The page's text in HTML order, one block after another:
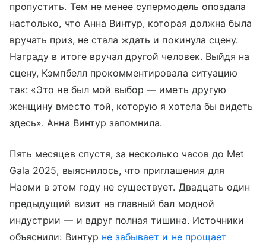
пропустить. Тем не менее супермодель опоздала
настолько, что Анна Винтур, которая должна была
вручать приз, не стала ждать и покинула сцену.
Награду в итоге вручал другой человек. Выйдя на
сцену, Кэмпбелл прокомментировала ситуацию
так: «Это не был мой выбор — иметь другую
женщину вместо той, которую я хотела бы видеть
здесь». Анна Винтур запомнила.
Пять месяцев спустя, за несколько часов до Met
Gala 2025, выяснилось, что приглашения для
Наоми в этом году не существует. Двадцать один
предыдущий визит на главный бал модной
индустрии — и вдруг полная тишина. Источники
объяснили: Винтур не забывает и не прощает